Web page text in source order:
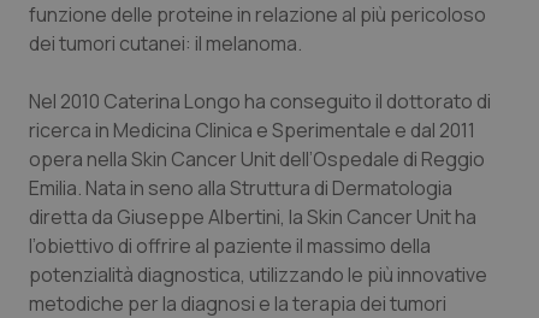
Piemonte
Provincia Autonoma di Bolzano
Provincia Autonoma di Trento
Puglia
Sardegna
HIV
Infezioni & Febbre
Ipertensione & Scompenso
Malattie rare
Malattia di Crohn & Rettocolite Ulcerosa
funzione delle proteine in relazione al più pericoloso
dei tumori cutanei: il melanoma.
Nel 2010 Caterina Longo ha conseguito il dottorato di
ricerca in Medicina Clinica e Sperimentale e dal 2011
opera nella Skin Cancer Unit dell’Ospedale di Reggio
Emilia. Nata in seno alla Struttura di Dermatologia
diretta da Giuseppe Albertini, la Skin Cancer Unit ha
l’obiettivo di offrire al paziente il massimo della
potenzialità diagnostica, utilizzando le più innovative
metodiche per la diagnosi e la terapia dei tumori